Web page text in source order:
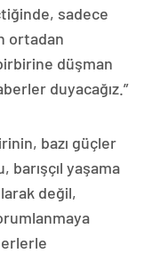
sadece
ortadan
düşman
duyacağız.”
bazı güçler
barışçıl yaşama
değil,